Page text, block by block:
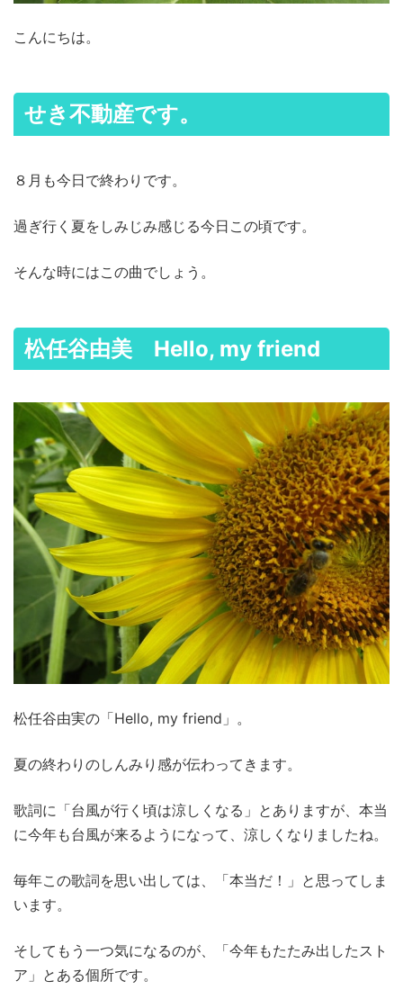
こんにちは。
せき不動産です。
８月も今日で終わりです。
過ぎ行く夏をしみじみ感じる今日この頃です。
そんな時にはこの曲でしょう。
松任谷由美 Hello, my friend
松任谷由実の「Hello, my friend」。
夏の終わりのしんみり感が伝わってきます。
歌詞に「台風が行く頃は涼しくなる」とありますが、本当
に今年も台風が来るようになって、涼しくなりましたね。
毎年この歌詞を思い出しては、「本当だ！」と思ってしま
います。
そしてもう一つ気になるのが、「今年もたたみ出したスト
ア」とある個所です。